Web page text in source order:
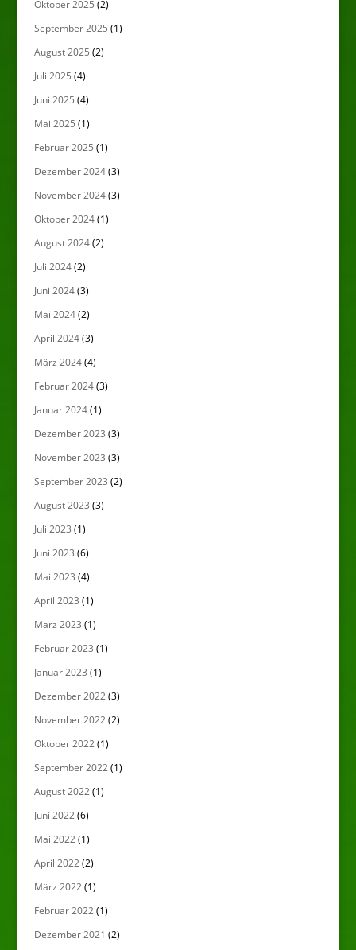
Oktober 2025 (2)
September 2025 (1)
August 2025 (2)
Juli 2025 (4)
Juni 2025 (4)
Mai 2025 (1)
Februar 2025 (1)
Dezember 2024(3)
November 2024(3)
Oktober 2024(1)
August 2024(2)
Juli 2024(2)
Juni 2024(3)
Mai 2024(2)
April 2024(3)
März 2024(4)
Februar 2024(3)
Januar 2024(1)
Dezember 2023 (3)
November 2023 (3)
September 2023 (2)
August 2023 (3)
Juli 2023 (1)
Juni 2023 (6)
Mai 2023 (4)
April 2023 (1)
März 2023 (1)
Februar 2023 (1)
Januar 2023 (1)
Dezember 2022(3)
November 2022(2)
Oktober 2022(1)
September 2022(1)
August 2022(1)
Juni 2022(6)
Mai 2022(1)
April 2022(2)
März 2022(1)
Februar 2022(1)
Dezember 2021 (2)